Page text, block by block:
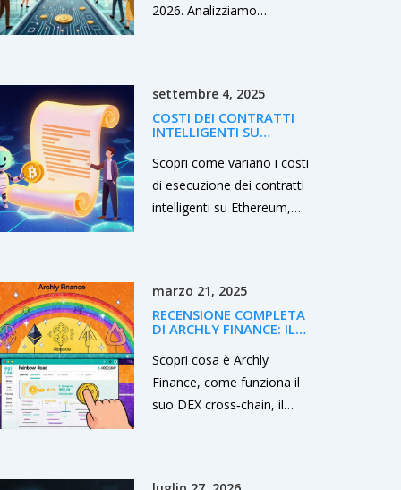
2026. Analizziamo
a scegliere.
settembre 4, 2025
COSTI DEI CONTRATTI
INTELLIGENTI SU
GUIDA COMPLETA 2025
Scopri come variano i costi
di esecuzione dei contratti
intelligenti su Ethereum,
per ottimizzarli.
marzo 21, 2025
RECENSIONE COMPLETA
DI ARCHLY FINANCE: IL
CROSS‑CHAIN
Scopri cosa è Archly
Finance, come funziona il
suo DEX cross‑chain, il